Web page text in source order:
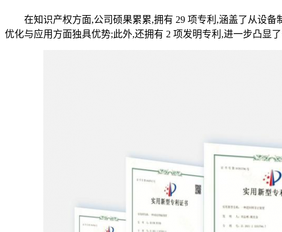
在知识产权方面,公司硕果累累,拥有 29 项专利,涵盖了从设备
优化与应用方面独具优势;此外,还拥有 2 项发明专利,进一步凸显